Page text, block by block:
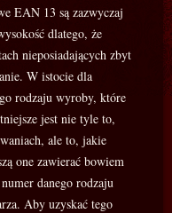
EAN 13 są zazwyczaj
dlatego, że
nieposiadających zbyt
W istocie dla
rodzaju wyroby, które
jest nie tyle to,
ale to, jakie
one zawierać bowiem
danego rodzaju
Aby uzyskać tego